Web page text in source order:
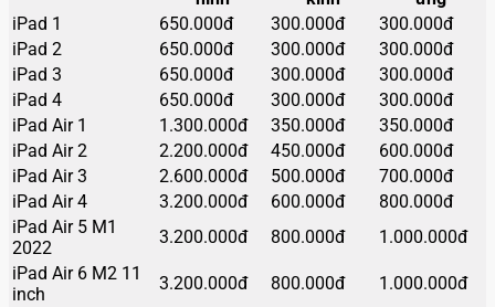
iPad 1
650.000đ 300.000đ
300.000đ
iPad 2
650.000đ 300.000đ
300.000đ
iPad 3
650.000đ 300.000đ
300.000đ
iPad 4
650.000đ 300.000đ
300.000đ
iPad Air 1
1.300.000đ 350.000đ
350.000đ
iPad Air 2
2.200.000đ 450.000đ
600.000đ
iPad Air 3
2.600.000đ 500.000đ
700.000đ
iPad Air 4
3.200.000đ 600.000đ
800.000đ
iPad Air 5 M1
2022
3.200.000đ 800.000đ
1.000.000đ
iPad Air 6 M2 11
inch
3.200.000đ 800.000đ
1.000.000đ